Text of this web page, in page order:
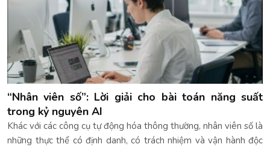
“Nhân viên số”: Lời giải cho bài toán năng suất
trong kỷ nguyên AI
Khác với các công cụ tự động hóa thông thường, nhân viên số là
những thực thể có định danh, có trách nhiệm và vận hành độc